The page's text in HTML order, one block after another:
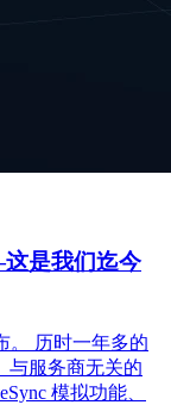
是我们迄今
。 历时一年多的
与服务商无关的
模拟功能、